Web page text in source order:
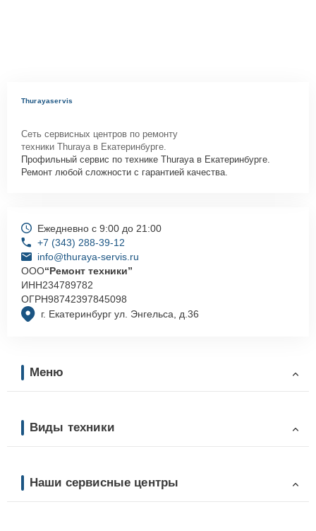
Thurayaservis
Сеть сервисных центров по ремонту
техники Thuraya в Екатеринбурге.
Профильный сервис по технике Thuraya в Екатеринбурге.
Ремонт любой сложности с гарантией качества.
г. Екатеринбург ул. Энгельса, д.36
Ежедневно с 9:00 до 21:00
+7 (343) 288-39-12
info@thuraya-servis.ru
ООО“Ремонт техники”
ИНН234789782
ОГРН98742397845098
Меню
Виды техники
Наши сервисные центры